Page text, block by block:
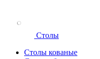
Столы
Столы кованые